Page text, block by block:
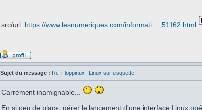
src/url: https://www.lesnumeriques.com/informati ... 51162.html
Sujet du message : Re: Floppinux : Linux sur disquette
Carrément inamignable...
En si peu de place, gérer le lancement d'une interface Linux